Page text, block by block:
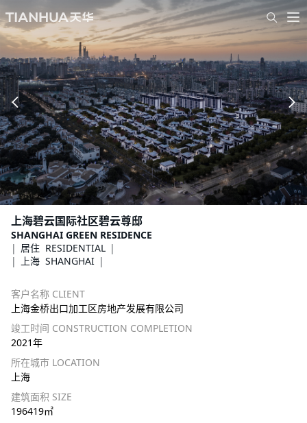
上海碧云国际社区碧云尊邸
SHANGHAI GREEN RESIDENCE
居住 RESIDENTIAL
上海 SHANGHAI
客户名称 CLIENT
上海金桥出口加工区房地产发展有限公司
竣工时间 CONSTRUCTION COMPLETION
2021年
所在城市 LOCATION
上海
建筑面积 SIZE
196419㎡